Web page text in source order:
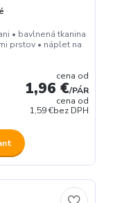
• bavlnená tkanina
prstov • náplet na
cena od
1,96 €/PÁR
cena od
1,59 €bez DPH